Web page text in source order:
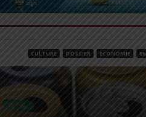
CULTURE DOSSIER ECONOMIE